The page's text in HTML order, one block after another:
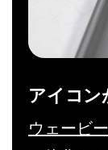
アイコン
ウェービー